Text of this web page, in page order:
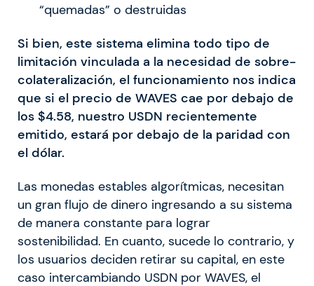
“quemadas” o destruidas
Si bien, este sistema elimina todo tipo de
limitación vinculada a la necesidad de sobre-
colateralización, el funcionamiento nos indica
que si el precio de WAVES cae por debajo de
los $4.58, nuestro USDN recientemente
emitido, estará por debajo de la paridad con
el dólar.
Las monedas estables algorítmicas, necesitan
un gran flujo de dinero ingresando a su sistema
de manera constante para lograr
sostenibilidad. En cuanto, sucede lo contrario, y
los usuarios deciden retirar su capital, en este
caso intercambiando USDN por WAVES, el